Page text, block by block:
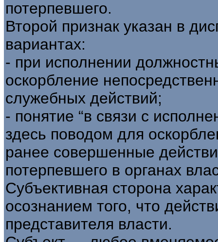
потерпевшего.
Второй признак указан в
вариантах:
- при исполнении
оскорбление
служебных действий;
- понятие “в связи с
здесь поводом для
ранее совершенные
потерпевшего в органах
Субъективная сторона
осознанием того, что
представителя власти.